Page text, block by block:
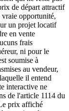
de départ attractif
vraie opportunité,
un projet locatif
en vente
frais
ni pour le
soumise à
au vendeur,
il entend
interactive ne
de l'article 1114 du
prix affiché